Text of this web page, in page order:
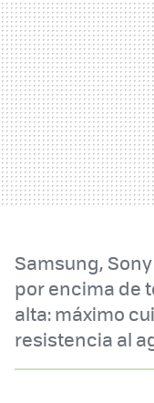
Samsung,
por encima de
alta: máximo
resistencia al